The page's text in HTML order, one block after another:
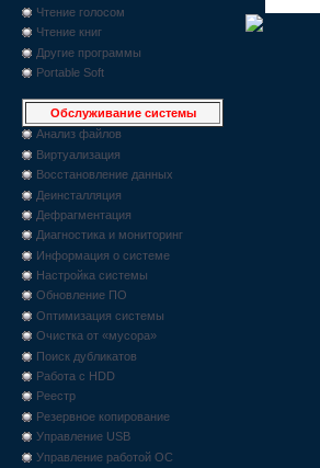
Чтение голосом
Чтение книг
Другие программы
Portable Soft
Обслуживание системы
Анализ файлов
Виртуализация
Восстановление данных
Деинсталляция
Дефрагментация
Диагностика и мониторинг
Информация о системе
Настройка системы
Обновление ПО
Оптимизация системы
Очистка от «мусора»
Поиск дубликатов
Работа с HDD
Реестр
Резервное копирование
Управление USB
Управление работой ОС